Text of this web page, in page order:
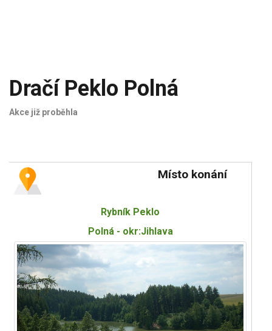
Dračí Peklo Polná
Akce již proběhla
Místo konání
Rybník Peklo
Polná - okr:Jihlava